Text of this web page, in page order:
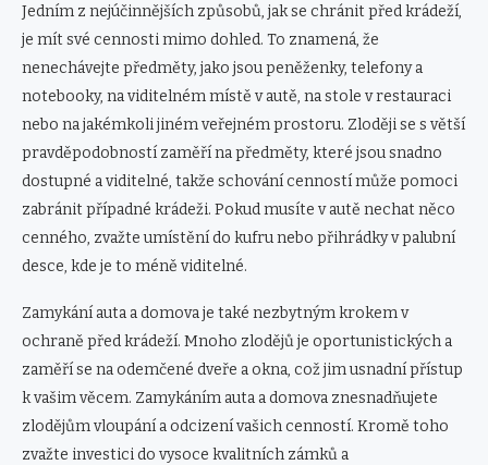
Jedním z nejúčinnějších způsobů, jak se chránit před krádeží,
je mít své cennosti mimo dohled. To znamená, že
nenechávejte předměty, jako jsou peněženky, telefony a
notebooky, na viditelném místě v autě, na stole v restauraci
nebo na jakémkoli jiném veřejném prostoru. Zloději se s větší
pravděpodobností zaměří na předměty, které jsou snadno
dostupné a viditelné, takže schování cenností může pomoci
zabránit případné krádeži. Pokud musíte v autě nechat něco
cenného, ​​zvažte umístění do kufru nebo přihrádky v palubní
desce, kde je to méně viditelné.
Zamykání auta a domova je také nezbytným krokem v
ochraně před krádeží. Mnoho zlodějů je oportunistických a
zaměří se na odemčené dveře a okna, což jim usnadní přístup
k vašim věcem. Zamykáním auta a domova znesnadňujete
zlodějům vloupání a odcizení vašich cenností. Kromě toho
zvažte investici do vysoce kvalitních zámků a